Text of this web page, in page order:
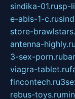
sindika-01.rusp-
e-abis-1-c.ru
store-
antenna-highly.ru
3-sex-porn.ru
viagra-tablet.ru
fincontech.ru
rebus-toys.ru